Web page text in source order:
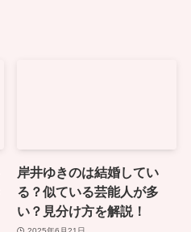
岸井ゆきのは結婚してい
る？似ている芸能人が多
い？見分け方を解説！